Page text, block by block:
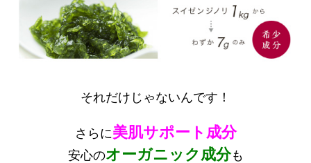
それだけじゃないんです！
さらに美肌サポート成分
安心のオーガニック成分も